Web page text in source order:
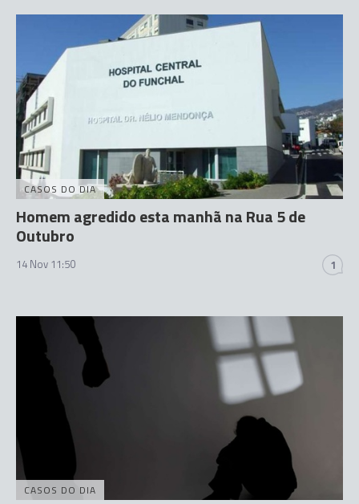
CASOS DO DIA
Homem agredido esta manhã na Rua 5 de
Outubro
14 Nov 11:50 1
CASOS DO DIA